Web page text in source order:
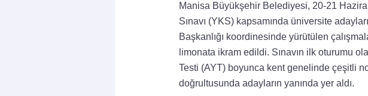
Manisa Büyükşehir Belediyesi, 20-21
Sınavı (YKS) kapsamında üniversite
Başkanlığı koordinesinde yürütülen
limonata ikram edildi. Sınavın ilk oturumu
Testi (AYT) boyunca kent genelinde çeşitli
doğrultusunda adayların yanında yer aldı.